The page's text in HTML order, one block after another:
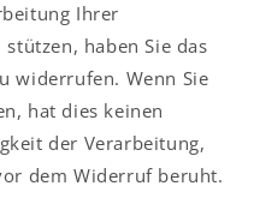
Ihrer
haben Sie das
widerrufen. Wenn Sie
hat dies keinen
der Verarbeitung,
dem Widerruf beruht.